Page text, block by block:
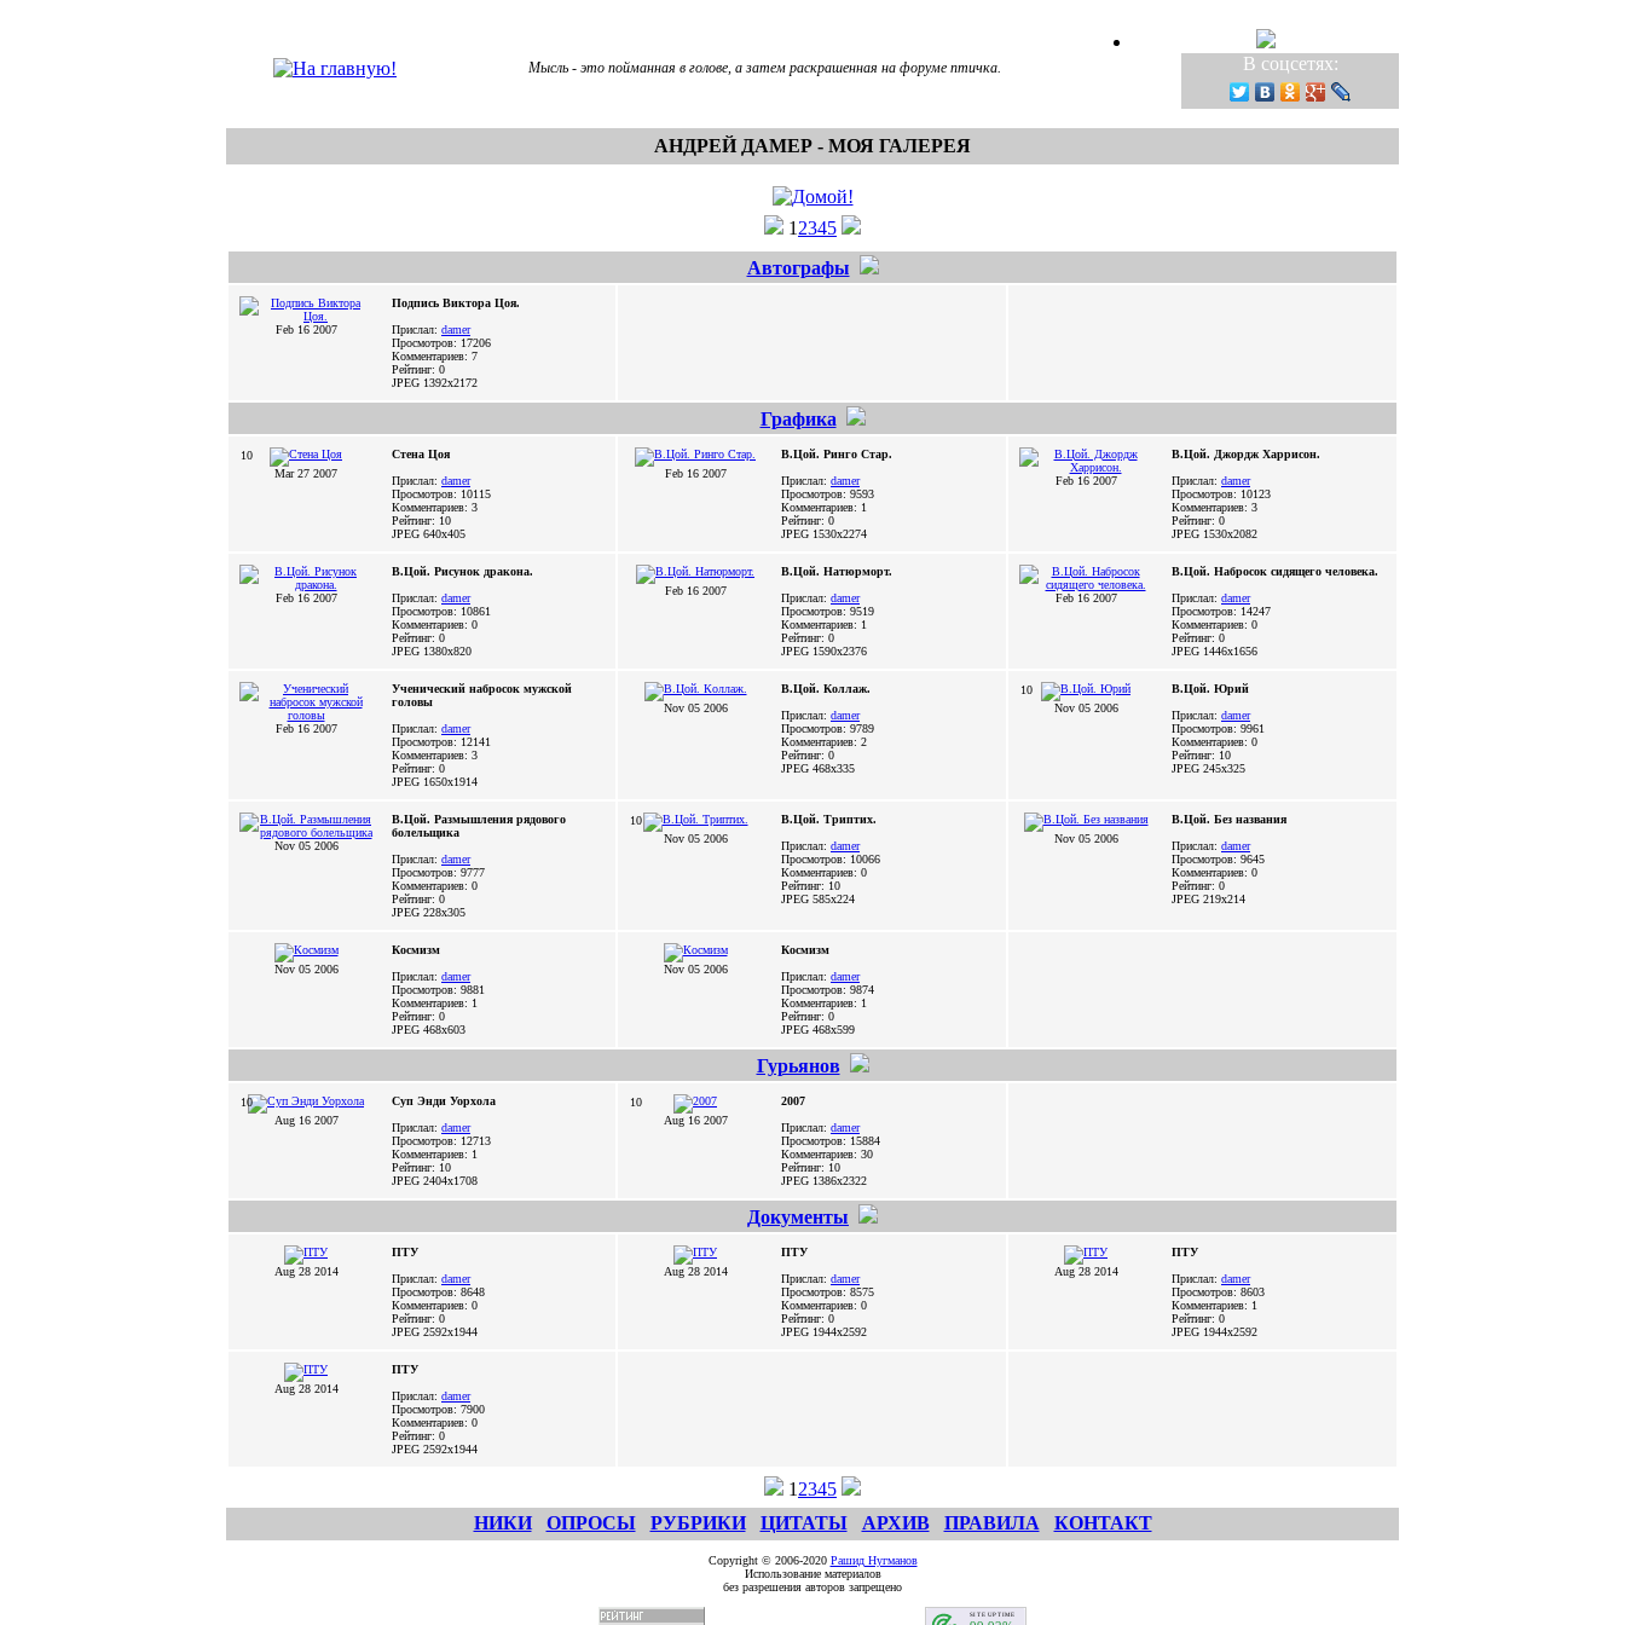
Мысль - это пойманная в голове, а затем раскрашенная на форуме птичка. В соцсетях:
АНДРЕЙ ДАМЕР - МОЯ ГАЛЕРЕЯ
1 2345
Автографы
Feb 16 2007
Подпись Виктора Цоя.
Прислал: damer
Просмотров: 17206
Комментариев: 7
Рейтинг: 0
JPEG 1392x2172
Графика
10
Mar 27 2007
Стена Цоя
Прислал: damer
Просмотров: 10115
Комментариев: 3
Рейтинг: 10
JPEG 640x405
Feb 16 2007
В.Цой. Ринго Стар.
Прислал: damer
Просмотров: 9593
Комментариев: 1
Рейтинг: 0
JPEG 1530x2274
Feb 16 2007
В.Цой. Джордж Харрисон.
Прислал: damer
Просмотров: 10123
Комментариев: 3
Рейтинг: 0
JPEG 1530x2082
Feb 16 2007
В.Цой. Рисунок дракона.
Прислал: damer
Просмотров: 10861
Комментариев: 0
Рейтинг: 0
JPEG 1380x820
Feb 16 2007
В.Цой. Натюрморт.
Прислал: damer
Просмотров: 9519
Комментариев: 1
Рейтинг: 0
JPEG 1590x2376
Feb 16 2007
В.Цой. Набросок сидящего человека.
Прислал: damer
Просмотров: 14247
Комментариев: 0
Рейтинг: 0
JPEG 1446x1656
Feb 16 2007
Ученический набросок мужской
головы
Прислал: damer
Просмотров: 12141
Комментариев: 3
Рейтинг: 0
JPEG 1650x1914
Nov 05 2006
В.Цой. Коллаж.
Прислал: damer
Просмотров: 9789
Комментариев: 2
Рейтинг: 0
JPEG 468x335
10
Nov 05 2006
В.Цой. Юрий
Прислал: damer
Просмотров: 9961
Комментариев: 0
Рейтинг: 10
JPEG 245x325
Nov 05 2006
В.Цой. Размышления рядового
болельщика
Прислал: damer
Просмотров: 9777
Комментариев: 0
Рейтинг: 0
JPEG 228x305
10
Nov 05 2006
В.Цой. Триптих.
Прислал: damer
Просмотров: 10066
Комментариев: 0
Рейтинг: 10
JPEG 585x224
Nov 05 2006
В.Цой. Без названия
Прислал: damer
Просмотров: 9645
Комментариев: 0
Рейтинг: 0
JPEG 219x214
Nov 05 2006
Космизм
Прислал: damer
Просмотров: 9881
Комментариев: 1
Рейтинг: 0
JPEG 468x603
Nov 05 2006
Космизм
Прислал: damer
Просмотров: 9874
Комментариев: 1
Рейтинг: 0
JPEG 468x599
Гурьянов
10
Aug 16 2007
Суп Энди Уорхола
Прислал: damer
Просмотров: 12713
Комментариев: 1
Рейтинг: 10
JPEG 2404x1708
10
Aug 16 2007
2007
Прислал: damer
Просмотров: 15884
Комментариев: 30
Рейтинг: 10
JPEG 1386x2322
Документы
Aug 28 2014
ПТУ
Прислал: damer
Просмотров: 8648
Комментариев: 0
Рейтинг: 0
JPEG 2592x1944
Aug 28 2014
ПТУ
Прислал: damer
Просмотров: 8575
Комментариев: 0
Рейтинг: 0
JPEG 1944x2592
Aug 28 2014
ПТУ
Прислал: damer
Просмотров: 8603
Комментариев: 1
Рейтинг: 0
JPEG 1944x2592
Aug 28 2014
ПТУ
Прислал: damer
Просмотров: 7900
Комментариев: 0
Рейтинг: 0
JPEG 2592x1944
1 2345
НИКИ
ОПРОСЫ РУБРИКИ ЦИТАТЫ АРХИВ ПРАВИЛА КОНТАКТ
Copyright © 2006-2020 Рашид Нугманов
Использование материалов
без разрешения авторов запрещено